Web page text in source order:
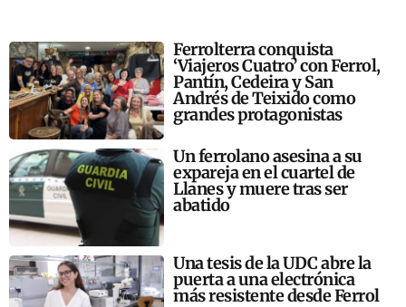
Ferrolterra conquista
‘Viajeros Cuatro’ con Ferrol,
Pantín, Cedeira y San
Andrés de Teixido como
grandes protagonistas
Un ferrolano asesina a su
expareja en el cuartel de
Llanes y muere tras ser
abatido
Una tesis de la UDC abre la
puerta a una electrónica
más resistente desde Ferrol